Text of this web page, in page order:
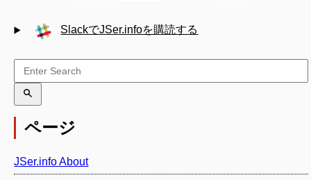
SlackでJSer.infoを購読する
ページ
JSer.info About